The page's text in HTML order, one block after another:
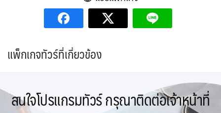
แพ็กเกจทัวร์ที่เกี่ยวข้อง
สนใจโปรแกรมทัวร์ กรุณาติดต่อเจ้าหน้าที่